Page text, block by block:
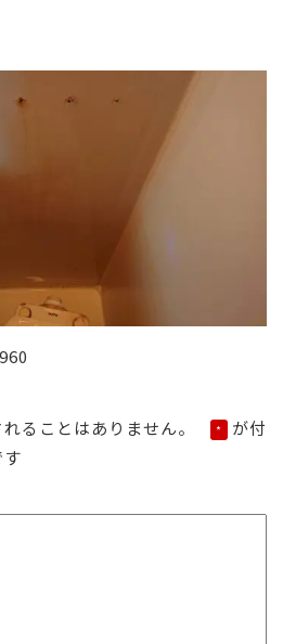
ることはありません。 *
が付